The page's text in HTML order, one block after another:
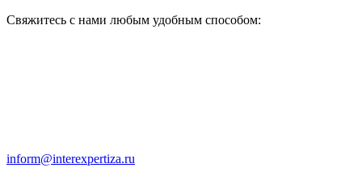
Свяжитесь с нами любым удобным способом:
inform@interexpertiza.ru